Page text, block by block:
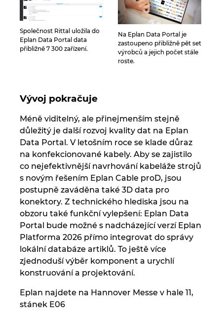
Společnost Rittal uložila do
Eplan Data Portal data
přibližně 7 300 zařízení.
Na Eplan Data Portal je
zastoupeno přibližně pět set
výrobců a jejich počet stále
roste.
Vývoj pokračuje
Méně viditelný, ale přinejmenším stejně
důležitý je další rozvoj kvality dat na Eplan
Data Portal. V letošním roce se klade důraz
na konfekcionované kabely. Aby se zajistilo
co nejefektivnější navrhování kabeláže strojů
s novým řešením Eplan Cable proD, jsou
postupně zaváděna také 3D data pro
konektory. Z technického hlediska jsou na
obzoru také funkční vylepšení: Eplan Data
Portal bude možné s nadcházející verzí Eplan
Platforma 2026 přímo integrovat do správy
lokální databáze artiklů. To ještě více
zjednoduší výběr komponent a urychlí
konstruování a projektování.
Eplan najdete na Hannover Messe v hale 11,
stánek E06